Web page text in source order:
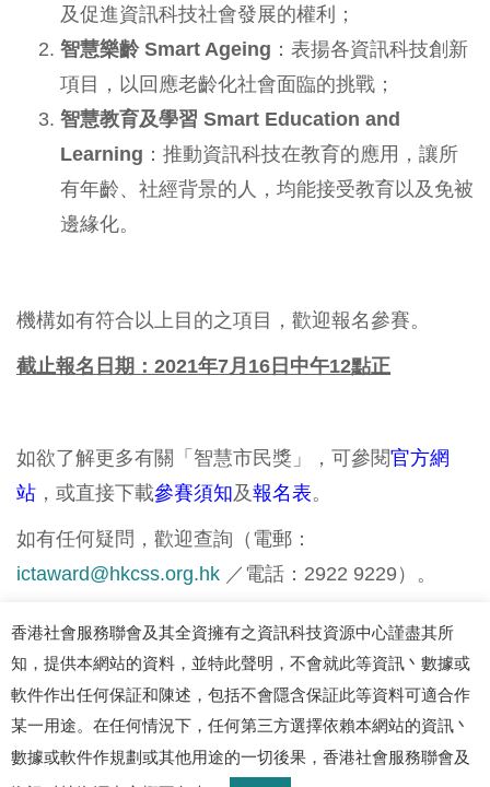
及促進資訊科技社會發展的權利；
智慧樂齡 Smart Ageing ：表揚各資訊科技創新
項目，以回應老齡化社會面臨的挑戰；
智慧教育及學習 Smart Education and
Learning ：推動資訊科技在教育的應用，讓所
有年齡、社經背景的人，均能接受教育以及免被
邊緣化。
機構如有符合以上目的之項目，歡迎報名參賽。
截止報名日期： 2021年7月 16 日中午12點正
如欲了解更多有關「智慧市民獎」，可參閱官方網
站 ，或直接下載參賽須知及報名表。
如有任何疑問，歡迎查詢（電郵：
ictaward@hkcss.org.hk ／電話：2922 9229）。
香港社會服務聯會及其全資擁有之資訊科技資源中心謹盡其所
知，提供本網站的資料，並特此聲明，不會就此等資訊丶數據或
軟件作出任何保証和陳述，包括不會隱含保証此等資料可適合作
某一用途。在任何情況下，任何第三方選擇依賴本網站的資訊丶
數據或軟件作規劃或其他用途的一切後果，香港社會服務聯會及